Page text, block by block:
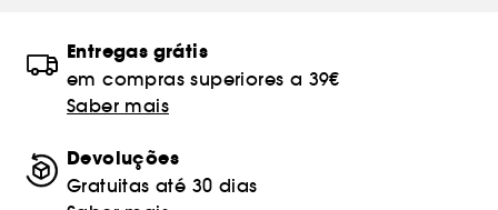
Entregas grátis
em compras superiores a 39€
Saber mais
Devoluções
Gratuitas até 30 dias